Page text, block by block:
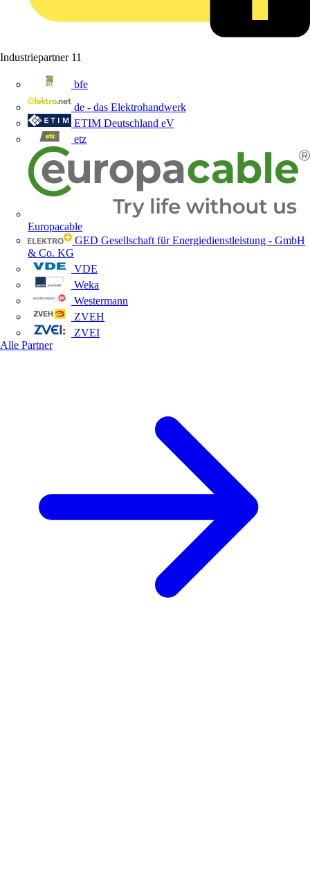
Industriepartner 11
bfe
de - das Elektrohandwerk
ETIM Deutschland eV
etz
Europacable
GED Gesellschaft für Energiedienstleistung - GmbH
& Co. KG
VDE
Weka
Westermann
ZVEH
ZVEI
Alle Partner